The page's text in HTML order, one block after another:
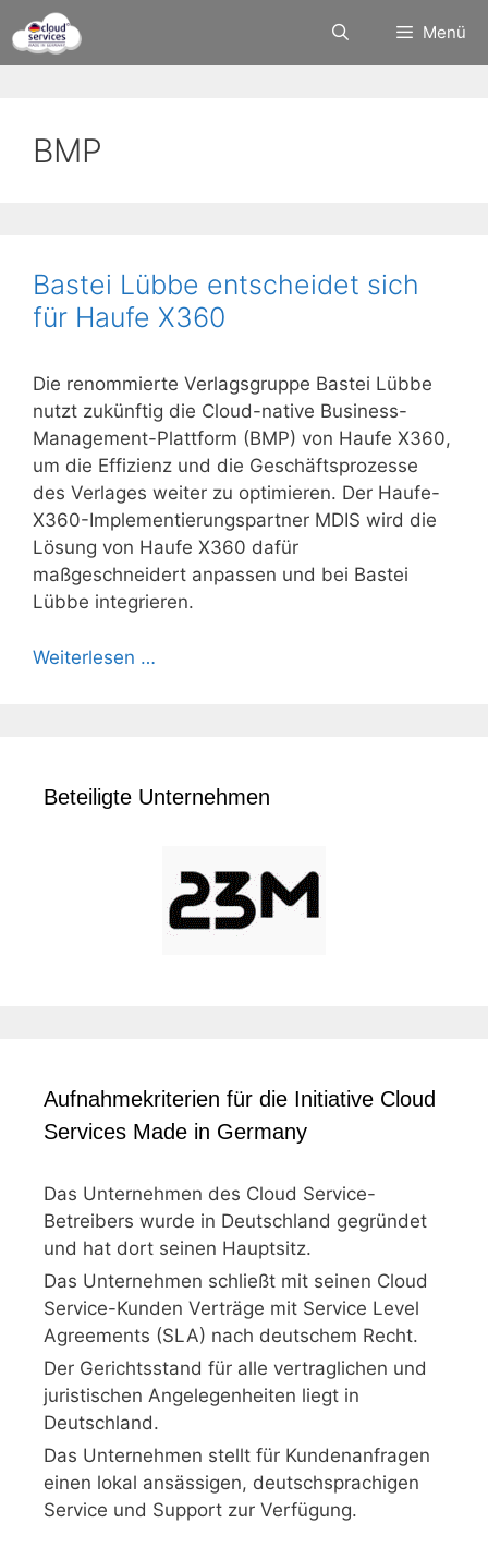
Inhalt
springen
Menü
BMP
Bastei Lübbe entscheidet sich
für Haufe X360
Die renommierte Verlagsgruppe Bastei Lübbe
nutzt zukünftig die Cloud-native Business-
Management-Plattform (BMP) von Haufe X360,
um die Effizienz und die Geschäftsprozesse
des Verlages weiter zu optimieren. Der Haufe-
X360-Implementierungspartner MDIS wird die
Lösung von Haufe X360 dafür
maßgeschneidert anpassen und bei Bastei
Lübbe integrieren.
Weiterlesen …
Beteiligte Unternehmen
Aufnahmekriterien für die Initiative Cloud
Services Made in Germany
Das Unternehmen des Cloud Service-
Betreibers wurde in Deutschland gegründet
und hat dort seinen Hauptsitz.
Das Unternehmen schließt mit seinen Cloud
Service-Kunden Verträge mit Service Level
Agreements (SLA) nach deutschem Recht.
Der Gerichtsstand für alle vertraglichen und
juristischen Angelegenheiten liegt in
Deutschland.
Das Unternehmen stellt für Kundenanfragen
einen lokal ansässigen, deutschsprachigen
Service und Support zur Verfügung.